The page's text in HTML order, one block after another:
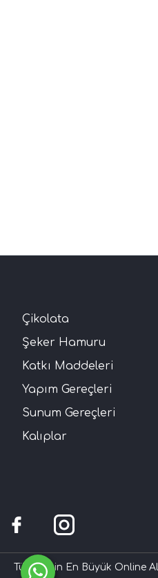
Çikolata
Şeker Hamuru
Katkı Maddeleri
Yapım Gereçleri
Sunum Gereçleri
Kalıplar
Türkiye'nin En Büyük Online